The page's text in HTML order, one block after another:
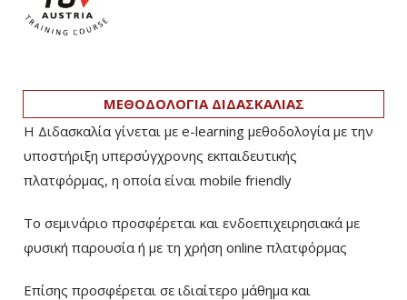
ΜΕΘΟΔΟΛΟΓΙΑ ΔΙΔΑΣΚΑΛΙΑΣ
Η Διδασκαλία γίνεται με e-learning μεθοδολογία με την
υποστήριξη υπερσύγχρονης εκπαιδευτικής
πλατφόρμας, η οποία είναι mobile friendly
Το σεμινάριο προσφέρεται και ενδοεπιχειρησιακά με
φυσική παρουσία ή με τη χρήση online πλατφόρμας
Επίσης προσφέρεται σε ιδιαίτερο μάθημα και